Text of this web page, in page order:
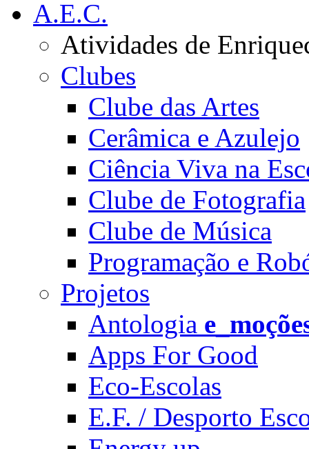
A.E.C.
Atividades de
Clubes
Clube das Artes
Cerâmica e Azulejo
Ciência Viva na
Clube de Fotografia
Clube de Música
Programação e
Projetos
Antologia
Apps For Good
Eco-Escolas
E.F. / Desporto